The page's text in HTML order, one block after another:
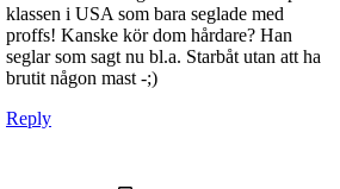
klassen i USA som bara seglade med
proffs! Kanske kör dom hårdare? Han
seglar som sagt nu bl.a. Starbåt utan att ha
brutit någon mast -;)
Reply